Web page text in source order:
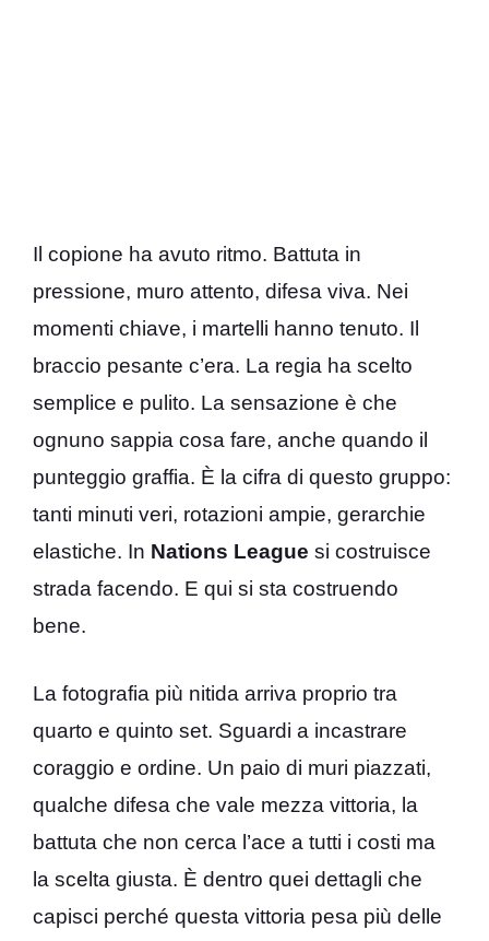
Il copione ha avuto ritmo. Battuta in
pressione, muro attento, difesa viva. Nei
momenti chiave, i martelli hanno tenuto. Il
braccio pesante c’era. La regia ha scelto
semplice e pulito. La sensazione è che
ognuno sappia cosa fare, anche quando il
punteggio graffia. È la cifra di questo gruppo:
tanti minuti veri, rotazioni ampie, gerarchie
elastiche. In Nations League si costruisce
strada facendo. E qui si sta costruendo
bene.
La fotografia più nitida arriva proprio tra
quarto e quinto set. Sguardi a incastrare
coraggio e ordine. Un paio di muri piazzati,
qualche difesa che vale mezza vittoria, la
battuta che non cerca l’ace a tutti i costi ma
la scelta giusta. È dentro quei dettagli che
capisci perché questa vittoria pesa più delle